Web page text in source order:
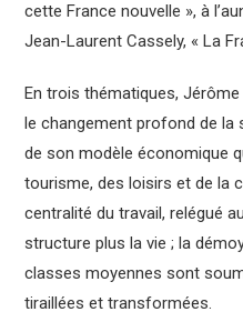
cette France nouvelle », à
Jean-Laurent Cassely, « La
En trois thématiques,
le changement profond de
de son modèle économique
tourisme, des loisirs et de la
centralité du travail, relégué
structure plus la vie ; la
classes moyennes sont
tiraillées et transformées.